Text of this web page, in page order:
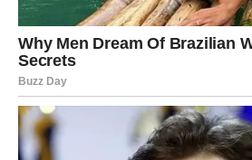
slobodne Ribe mogu upoznati
osećaj topline.